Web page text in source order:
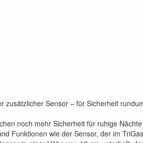
zusätzlicher Sensor – für Sicherheit
noch mehr Sicherheit für ruhige
Funktionen wie der Sensor, der im